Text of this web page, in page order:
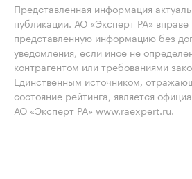
Представленная информация
публикации. АО «Эксперт РА» вправе
представленную информацию без
уведомления, если иное не
контрагентом или требованиями
Единственным источником,
состояние рейтинга, является
АО «Эксперт РА» www.raexpert.ru.